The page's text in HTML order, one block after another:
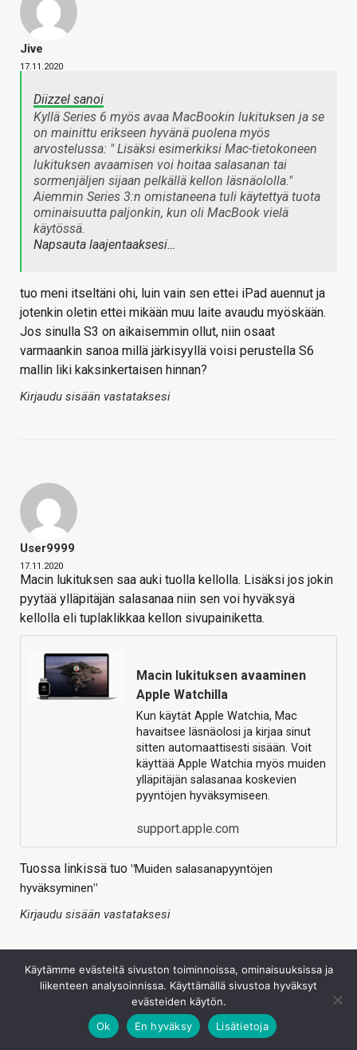
Jive
17.11.2020
Diizzel sanoi
Kyllä Series 6 myös avaa MacBookin lukituksen ja se
on mainittu erikseen hyvänä puolena myös
arvostelussa: " Lisäksi esimerkiksi Mac-tietokoneen
lukituksen avaamisen voi hoitaa salasanan tai
sormenjäljen sijaan pelkällä kellon läsnäololla."
Aiemmin Series 3:n omistaneena tuli käytettyä tuota
ominaisuutta paljonkin, kun oli MacBook vielä
käytössä.
Napsauta laajentaaksesi…
tuo meni itseltäni ohi, luin vain sen ettei iPad auennut ja
jotenkin oletin ettei mikään muu laite avaudu myöskään.
Jos sinulla S3 on aikaisemmin ollut, niin osaat
varmaankin sanoa millä järkisyyllä voisi perustella S6
mallin liki kaksinkertaisen hinnan?
Kirjaudu sisään vastataksesi
User9999
17.11.2020
Macin lukituksen saa auki tuolla kellolla. Lisäksi jos jokin
pyytää ylläpitäjän salasanaa niin sen voi hyväksyä
kellolla eli tuplaklikkaa kellon sivupainiketta.
Macin lukituksen avaaminen
Apple Watchilla
Kun käytät Apple Watchia, Mac
havaitsee läsnäolosi ja kirjaa sinut
sitten automaattisesti sisään. Voit
käyttää Apple Watchia myös muiden
ylläpitäjän salasanaa koskevien
pyyntöjen hyväksymiseen.
support.apple.com
Tuossa linkissä tuo "Muiden salasanapyyntöjen
hyväksyminen"
Kirjaudu sisään vastataksesi
Käytämme evästeitä sivuston toiminnoissa, ominaisuuksissa ja
liikenteen analysoinnissa. Käyttämällä sivustoa hyväksyt
evästeiden käytön.
Ok
En hyväksy Lisätietoja